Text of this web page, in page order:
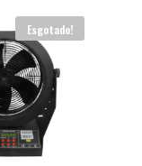
Esgotado!